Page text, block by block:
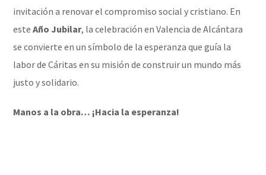
invitación a renovar el compromiso social y cristiano. En
esteAño Jubilar, la celebración en Valencia de Alcántara
se convierte en un símbolo de la esperanza que guía la
labor de Cáritas en su misión de construir un mundo más
justo y solidario.
Manos a la obra… ¡Hacia la esperanza!